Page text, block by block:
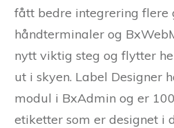
fått bedre integrering flere
håndterminaler og
nytt viktig steg og flytter
ut i skyen. Label Designer
modul i BxAdmin og er
etiketter som er designet i